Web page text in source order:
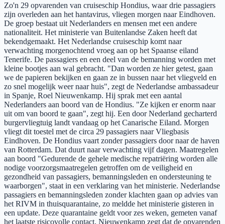
Zo'n 29 opvarenden van cruiseschip Hondius, waar drie passagiers
zijn overleden aan het hantavirus, vliegen morgen naar Eindhoven.
De groep bestaat uit Nederlanders en mensen met een andere
nationaliteit. Het ministerie van Buitenlandse Zaken heeft dat
bekendgemaakt. Het Nederlandse cruiseschip komt naar
verwachting morgenochtend vroeg aan op het Spaanse eiland
Tenerife. De passagiers en een deel van de bemanning worden met
kleine bootjes aan wal gebracht. "Dan worden ze hier getest, gaan
we de papieren bekijken en gaan ze in bussen naar het vliegveld en
zo snel mogelijk weer naar huis", zegt de Nederlandse ambassadeur
in Spanje, Roel Nieuwenkamp. Hij sprak met een aantal
Nederlanders aan boord van de Hondius. "Ze kijken er enorm naar
uit om van boord te gaan", zegt hij. Een door Nederland gecharterd
burgervliegtuig landt vandaag op het Canarische Eiland. Morgen
vliegt dit toestel met de circa 29 passagiers naar Vliegbasis
Eindhoven. De Hondius vaart zonder passagiers door naar de haven
van Rotterdam. Dat duurt naar verwachting vijf dagen. Maatregelen
aan boord "Gedurende de gehele medische repatriëring worden alle
nodige voorzorgsmaatregelen getroffen om de veiligheid en
gezondheid van passagiers, bemanningsleden en ondersteuning te
waarborgen", staat in een verklaring van het ministerie. Nederlandse
passagiers en bemanningsleden zonder klachten gaan op advies van
het RIVM in thuisquarantaine, zo meldde het ministerie gisteren in
een update. Deze quarantaine geldt voor zes weken, gemeten vanaf
het laatste risicovolle contact. Nieuwenkamp zegt dat de opvarenden